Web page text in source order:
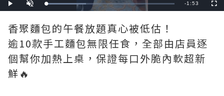
Play Unmute Loaded:
31.58%
Remaining
-1:53
香聚麵包的午餐放題真心被低估！
逾10款手工麵包無限任食，全部由店員逐
個幫你加熱上桌，保證每口外脆內軟超新
鮮🔥